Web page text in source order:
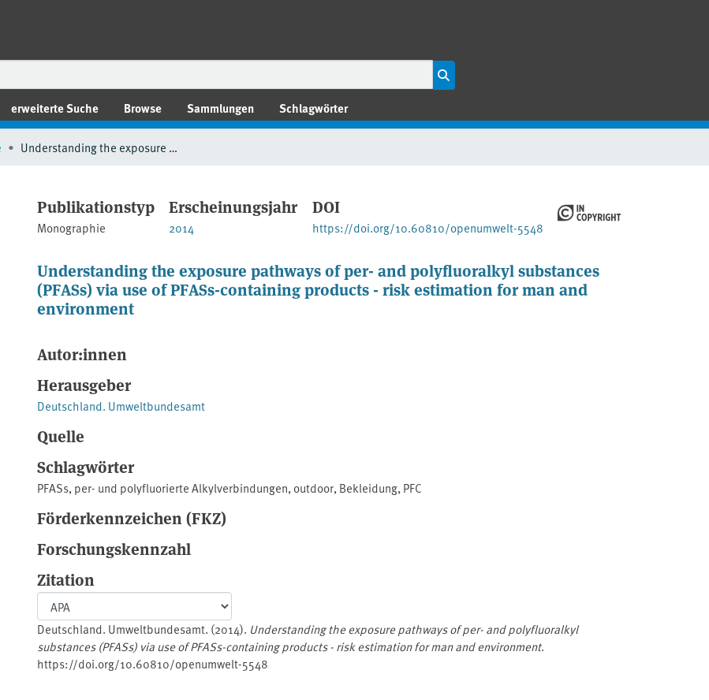
erweiterte Suche Browse Sammlungen Schlagwörter
Understanding the exposure pathways of per- and polyfluoralkyl substances (PFASs) via use of PFASs-containing products - risk estimation for man and environment
Publikationstyp
Monographie
Erscheinungsjahr
2014
DOI
https://doi.org/10.60810/openumwelt-5548
Understanding the exposure pathways of per- and polyfluoralkyl substances
(PFASs) via use of PFASs-containing products - risk estimation for man and
environment
Autor:innen
Herausgeber
Deutschland. Umweltbundesamt
Quelle
Schlagwörter
PFASs, per- und polyfluorierte Alkylverbindungen, outdoor, Bekleidung, PFC
Förderkennzeichen (FKZ)
Forschungskennzahl
Zitation
Deutschland. Umweltbundesamt. (2014). Understanding the exposure pathways of per- and polyfluoralkyl
substances (PFASs) via use of PFASs-containing products - risk estimation for man and environment.
https://doi.org/10.60810/openumwelt-5548